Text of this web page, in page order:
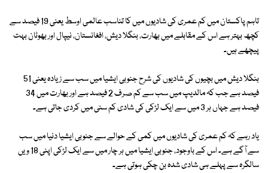
تاہم پاکستان میں کم عمری کی شادیوں میں کا تناسب عالمی اوسط یعنی 19 فیصد سے
کچھ بہتر ہے اس کے مقابلے میں بھارت، بنگلا دیش، افغانستان، نیپال اور بھوٹان بہت
پیچھے ہیں۔
بنگلا دیش میں بچیوں کی شادیوں کی شرح جنوبی ایشیا میں سب سے زیادہ یعنی 51
فیصد ہے جب کہ مالدیپ میں سب سے کم صرف 2 فیصد ہے اور بھارت میں 34
فیصد ہے جہاں ہر 3 میں سے ایک لڑکی کی شادی کم سنی میں کردی جاتی ہے۔
یاد رہے کہ کم عمری کی شادیوں میں کمی کے حوالے سے جنوبی ایشیا دنیا میں سب
سے آگے ہے۔ اس کے باوجود، جنوبی ایشیا میں ہر چار میں سے ایک لڑکی اپنی 18 ویں
سالگرہ سے پہلے ہی شادی شدہ بن چکی ہوتی ہے۔